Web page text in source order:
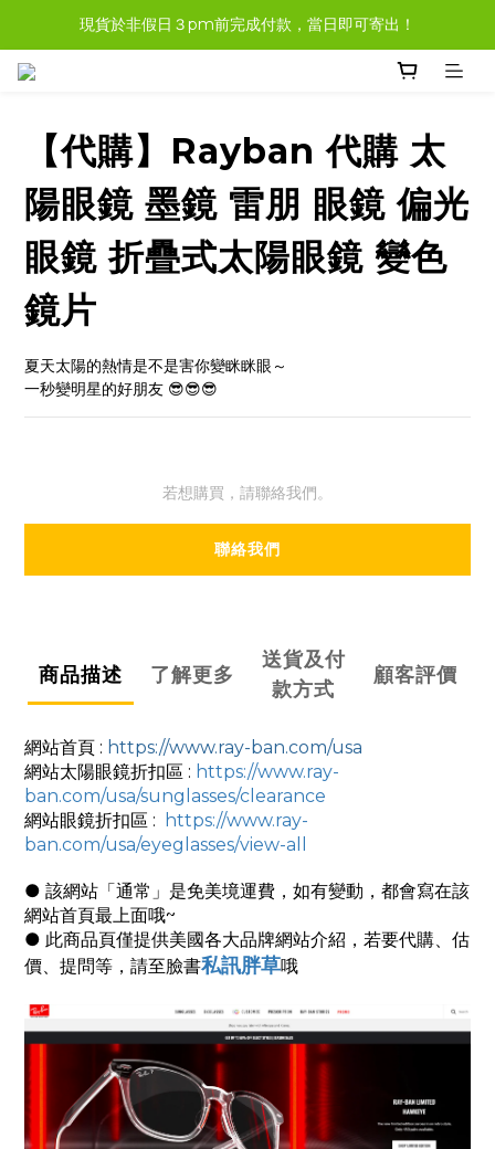
現貨商品，大多都可任選３樣免運哦。
現貨於非假日３pm前完成付款，當日即可寄出！
【代購】Rayban 代購 太
陽眼鏡 墨鏡 雷朋 眼鏡 偏光
眼鏡 折疊式太陽眼鏡 變色
鏡片
夏天太陽的熱情是不是害你變眯眯眼～
一秒變明星的好朋友 😎😎😎
若想購買，請聯絡我們。
聯絡我們
商品描述 了解更多
送貨及付
款方式
顧客評價
網站首頁 : https://www.ray-ban.com/usa
網站太陽眼鏡折扣區 : https://www.ray-
ban.com/usa/sunglasses/clearance
網站眼鏡折扣區 :
https://www.ray-
ban.com/usa/eyeglasses/view-all
● 該網站「通常」是免美境運費，如有變動，都會寫在該
網站首頁最上面哦~
● 此商品頁僅提供美國各大品牌網站介紹，若要代購、估
價、提問等，請至臉書私訊胖草哦